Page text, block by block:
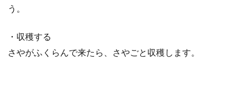
う。
・収穫する
さやがふくらんで来たら、さやごと収穫します。